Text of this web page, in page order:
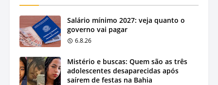
Salário mínimo 2027: veja quanto o
governo vai pagar
6.8.26
Mistério e buscas: Quem são as três
adolescentes desaparecidas após
saírem de festas na Bahia